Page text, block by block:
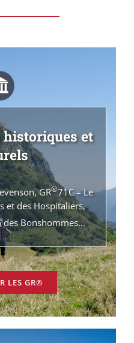
et
GR®71C – Le
et des Hospitaliers,
des Bonshommes…
LES GR®